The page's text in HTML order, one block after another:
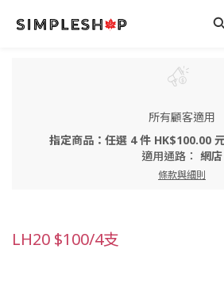
所有顧客適用
指定商品：任選 4 件 HK$100.00
適用通路： 網店
條款與細則
LH20 $100/4支